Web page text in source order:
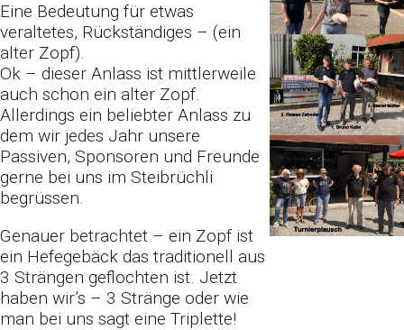
Eine Bedeutung für etwas
veraltetes, Rückständiges – (ein
alter Zopf).
Ok – dieser Anlass ist mittlerweile
auch schon ein alter Zopf.
Allerdings ein beliebter Anlass zu
dem wir jedes Jahr unsere
Passiven, Sponsoren und Freunde
gerne bei uns im Steibrüchli
begrüssen.
Genauer betrachtet – ein Zopf ist
ein Hefegebäck das traditionell aus
3 Strängen geflochten ist. Jetzt
haben wir’s – 3 Stränge oder wie
man bei uns sagt eine Triplette!